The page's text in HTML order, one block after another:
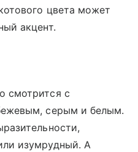
цвета может
акцент.
смотрится с
серым и белым.
изумрудный. А